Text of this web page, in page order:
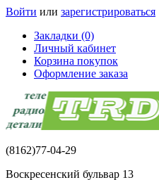
Войти или зарегистрироваться
Закладки (0)
Личный кабинет
Корзина покупок
Оформление заказа
(8162)77-04-29
Воскресенский бульвар 13